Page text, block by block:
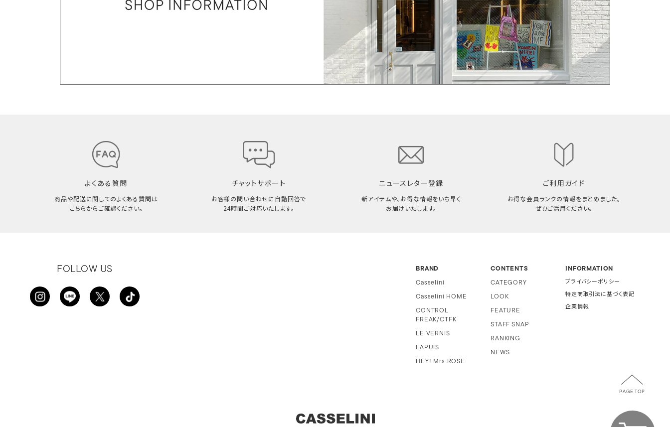
よくある質問
商品や配送に関してのよくある質問は
こちらからご確認ください。
チャットサポート
お客様の問い合わせに自動回答で
24時間ご対応いたします。
ニュースレター登録
新アイテムや、お得な情報をいち早く
お届けいたします。
ご利用ガイド
お得な会員ランクの情報をまとめました。
ぜひご活用ください。
FOLLOW US BRAND
Casselini
Casselini HOME
CONTROL
FREAK/CTFK
LE VERNIS
LAPUIS
HEY! Mrs ROSE
CONTENTS
CATEGORY
LOOK
FEATURE
STAFF SNAP
RANKING
NEWS
INFORMATION
プライバシーポリシー
特定商取引法に基づく表記
企業情報
PAGE TOP